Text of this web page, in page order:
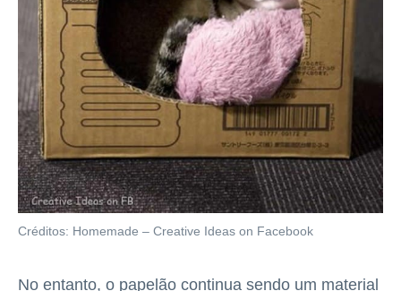
Créditos: Homemade – Creative Ideas on Facebook
No entanto, o papelão continua sendo um material